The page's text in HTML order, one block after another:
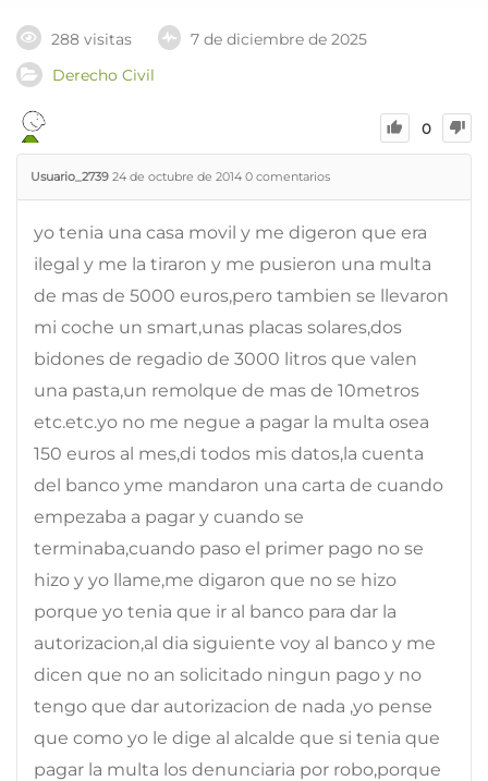
288 visitas
7 de diciembre de 2025
Derecho Civil
0
Usuario_2739 24 de octubre de 2014 0 comentarios
yo tenia una casa movil y me digeron que era
ilegal y me la tiraron y me pusieron una multa
de mas de 5000 euros,pero tambien se llevaron
mi coche un smart,unas placas solares,dos
bidones de regadio de 3000 litros que valen
una pasta,un remolque de mas de 10metros
etc.etc.yo no me negue a pagar la multa osea
150 euros al mes,di todos mis datos,la cuenta
del banco yme mandaron una carta de cuando
empezaba a pagar y cuando se
terminaba,cuando paso el primer pago no se
hizo y yo llame,me digaron que no se hizo
porque yo tenia que ir al banco para dar la
autorizacion,al dia siguiente voy al banco y me
dicen que no an solicitado ningun pago y no
tengo que dar autorizacion de nada ,yo pense
que como yo le dige al alcalde que si tenia que
pagar la multa los denunciaria por robo,porque